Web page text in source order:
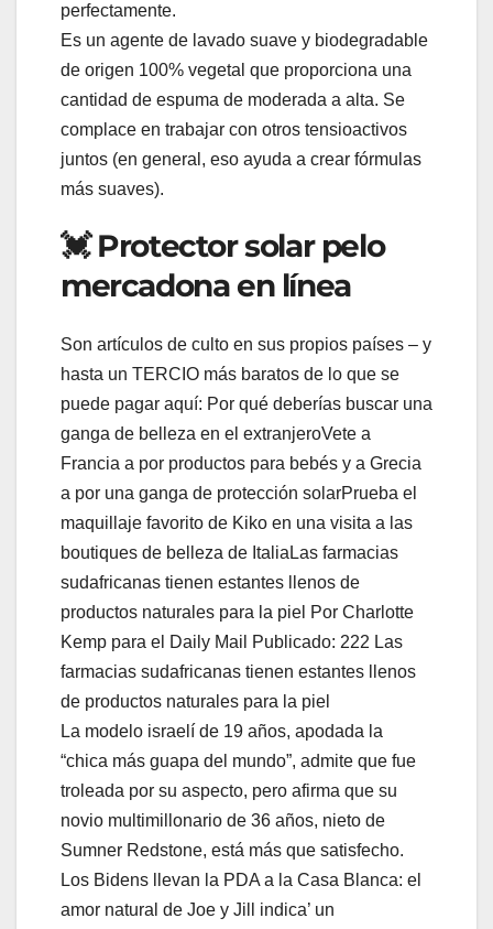
perfectamente.
Es un agente de lavado suave y biodegradable
de origen 100% vegetal que proporciona una
cantidad de espuma de moderada a alta. Se
complace en trabajar con otros tensioactivos
juntos (en general, eso ayuda a crear fórmulas
más suaves).
💓 Protector solar pelo
mercadona en línea
Son artículos de culto en sus propios países – y
hasta un TERCIO más baratos de lo que se
puede pagar aquí: Por qué deberías buscar una
ganga de belleza en el extranjeroVete a
Francia a por productos para bebés y a Grecia
a por una ganga de protección solarPrueba el
maquillaje favorito de Kiko en una visita a las
boutiques de belleza de ItaliaLas farmacias
sudafricanas tienen estantes llenos de
productos naturales para la piel Por Charlotte
Kemp para el Daily Mail Publicado: 222 Las
farmacias sudafricanas tienen estantes llenos
de productos naturales para la piel
La modelo israelí de 19 años, apodada la
“chica más guapa del mundo”, admite que fue
troleada por su aspecto, pero afirma que su
novio multimillonario de 36 años, nieto de
Sumner Redstone, está más que satisfecho.
Los Bidens llevan la PDA a la Casa Blanca: el
amor natural de Joe y Jill indica’ un